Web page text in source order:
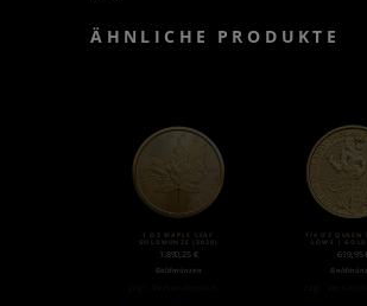
ÄHNLICHE PRODUKTE
1 OZ MAPLE LEAF
GOLDMÜNZE (2020)
1.890,25 €
Goldmünzen
1/4 OZ
LÖWE |
619,95